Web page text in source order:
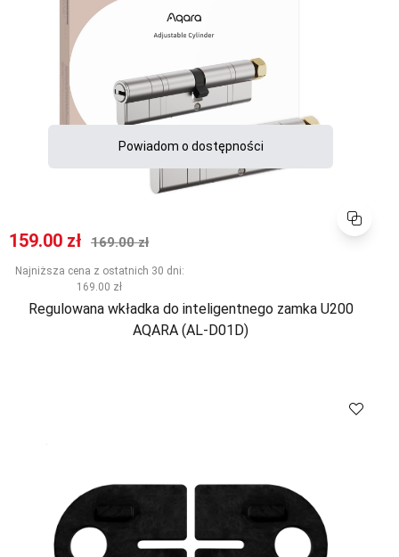
Porównaj
Powiadom o dostępności
Cena promocyjna
159.00 zł Normalna cena
169.00 zł
Najniższa cena z ostatnich 30 dni:
169.00 zł
Regulowana wkładka do inteligentnego zamka U200
AQARA (AL-D01D)